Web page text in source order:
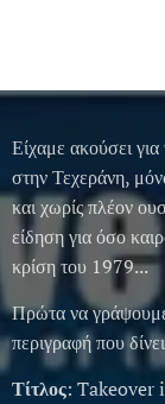
Είχαμε ακούσει
στην Τεχεράνη,
και χωρίς πλέον
είδηση για όσο
κρίση του 1979...
Πρώτα να γράψουμε
περιγραφή που
Τίτλος: Takeover